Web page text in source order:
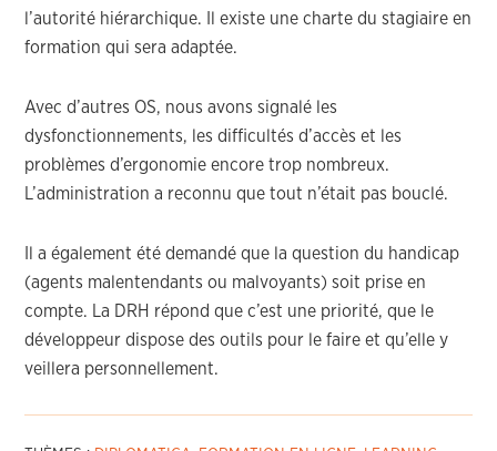
l’autorité hiérarchique. Il existe une charte du stagiaire en
formation qui sera adaptée.
Avec d’autres OS, nous avons signalé les
dysfonctionnements, les difficultés d’accès et les
problèmes d’ergonomie encore trop nombreux.
L’administration a reconnu que tout n’était pas bouclé.
Il a également été demandé que la question du handicap
(agents malentendants ou malvoyants) soit prise en
compte. La DRH répond que c’est une priorité, que le
développeur dispose des outils pour le faire et qu’elle y
veillera personnellement.